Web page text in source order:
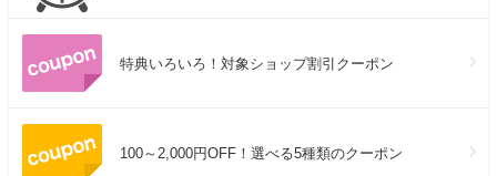
特典いろいろ！対象ショップ割引クーポン
100～2,000円OFF！選べる5種類のクーポン